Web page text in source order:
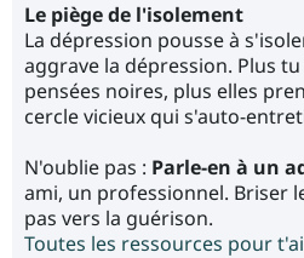
Le piège de l'isolement
La dépression pousse à
aggrave la dépression. Plus
pensées noires, plus elles
cercle vicieux qui s'auto-
N'oublie pas : Parle-en à un
ami, un professionnel. Briser
pas vers la guérison.
Toutes les ressources pour